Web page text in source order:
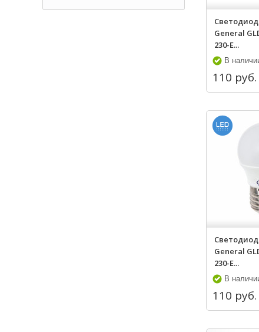
General
230-E...
В
110 руб.
General
230-E...
В
110 руб.